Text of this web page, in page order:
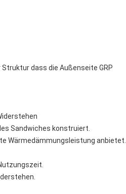
dass die Außenseite GRP
Sandwiches konstruiert.
Wärmedämmungsleistung anbietet.